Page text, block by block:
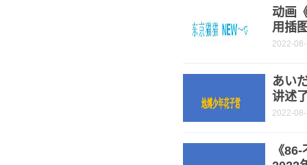
动画
用插
2022-
あい
讲述
2022-
《